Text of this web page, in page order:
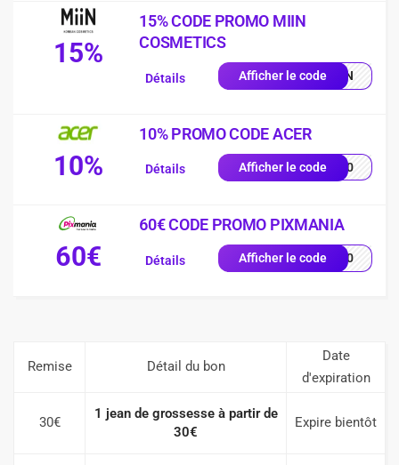
15%
15% CODE PROMO MIIN
COSMETICS
Afficher le codeMIIN
Détails
10%
10% PROMO CODE ACER
Afficher le codeVE10
Détails
60€
60€ CODE PROMO PIXMANIA
Afficher le codeAL60
Détails
Remise Détail du bon
Date
d'expiration
30€
1 jean de grossesse à partir de
30€
Expire bientôt